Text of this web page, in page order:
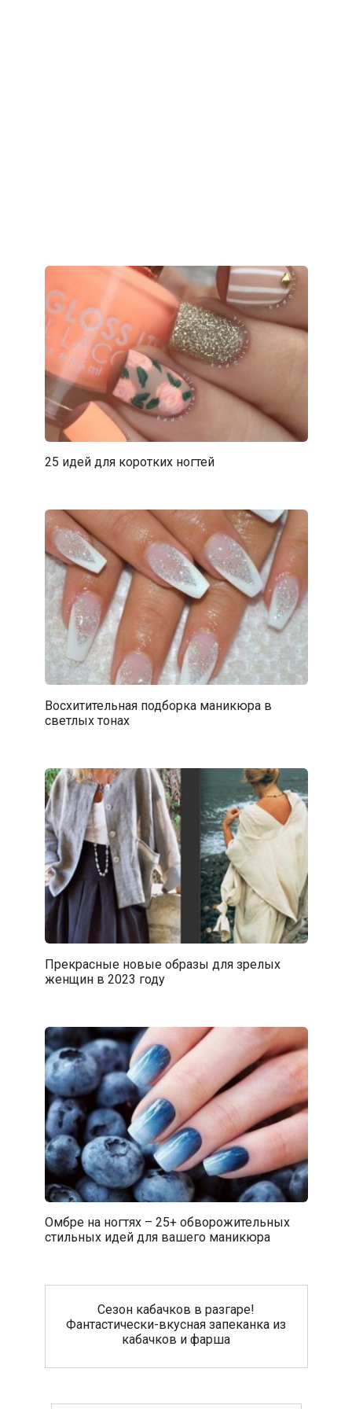
25 идей для коротких ногтей
Восхитительная подборка маникюра в
светлых тонах
Прекрасные новые образы для зрелых
женщин в 2023 году
Омбре на ногтях – 25+ обворожительных
стильных идей для вашего маникюра
Сезон кабачков в разгаре!
Фантастически-вкусная запеканка из
кабачков и фарша